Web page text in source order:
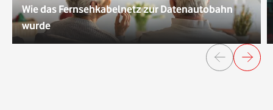
Wie das Fernsehkabelnetz zur Datenautobahn
wurde